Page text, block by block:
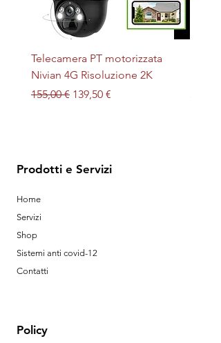
Telecamera PT motorizzata
Nivian 4G Risoluzione 2K
Prezzo regolare
155,00 € Prezzo scontato
139,50 €
Prodotti e Servizi
Home
Servizi
Shop
Sistemi anti covid-12
Contatti
Policy